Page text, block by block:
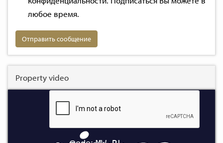
любое время.
Отправить сообщение
Property video